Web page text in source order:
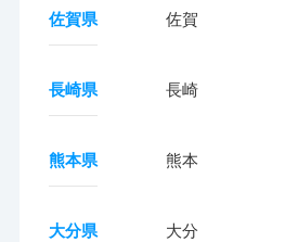
佐賀県 佐賀
長崎県 長崎
熊本県 熊本
大分県 大分